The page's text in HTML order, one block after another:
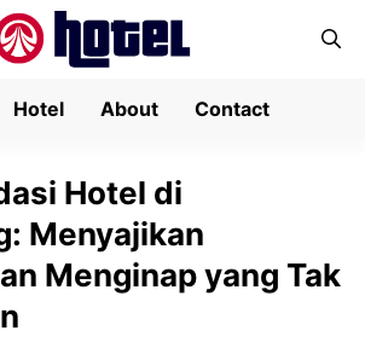
Hotel About Contact
Hotel di
Menyajikan
Menginap yang Tak